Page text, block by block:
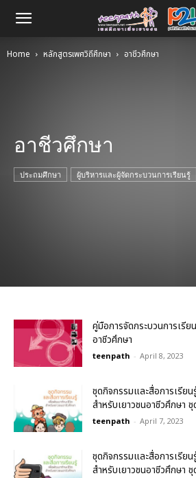
Home หลักสูตรเพศวิถีศึกษา อาชีวศึกษา
อาชีวศึกษา
ประถมศึกษา ผู้บริหารและผู้จัดกระบวนการเรียนรู้
คู่มือการจัดกระบวนการเรี
อาชีวศึกษา
teenpath - April 8, 2023
ชุดกิจกรรมและสื่อการเรีย
สำหรับเยาวชนอาชีวศึกษา
teenpath - April 7, 2023
ชุดกิจกรรมและสื่อการเรีย
สำหรับเยาวชนอาชีวศึกษา